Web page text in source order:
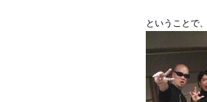
モタモタと説
つまり、物
映画表現の進
45年前の作
明らかに大
ということで